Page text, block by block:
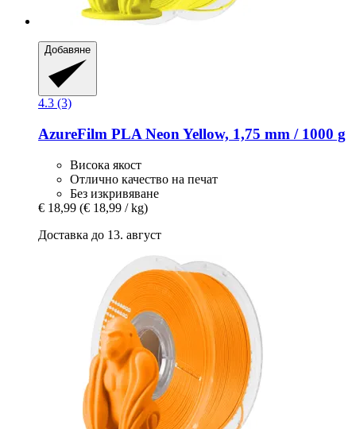
Добавяне
4.3 (3)
AzureFilm PLA Neon Yellow, 1,75 mm / 1000 g
Висока якост
Отлично качество на печат
Без изкривяване
€ 18,99 (€ 18,99 / kg)
Доставка до 13. август